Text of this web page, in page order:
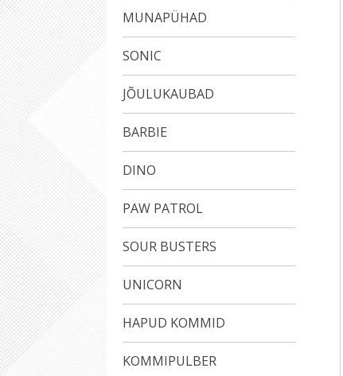
MUNAPÜHAD
SONIC
JÕULUKAUBAD
BARBIE
DINO
PAW PATROL
SOUR BUSTERS
UNICORN
HAPUD KOMMID
KOMMIPULBER